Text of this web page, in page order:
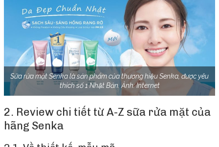
Sữa rửa mặt Senka là sản phẩm của thương hiệu Senka, được yêu
thích số 1 Nhật Bản. Ảnh: Internet
2. Review chi tiết từ A-Z sữa rửa mặt của
hãng Senka